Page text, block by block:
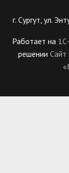
г. Сургут, ул.
Работает на
решении Сайт